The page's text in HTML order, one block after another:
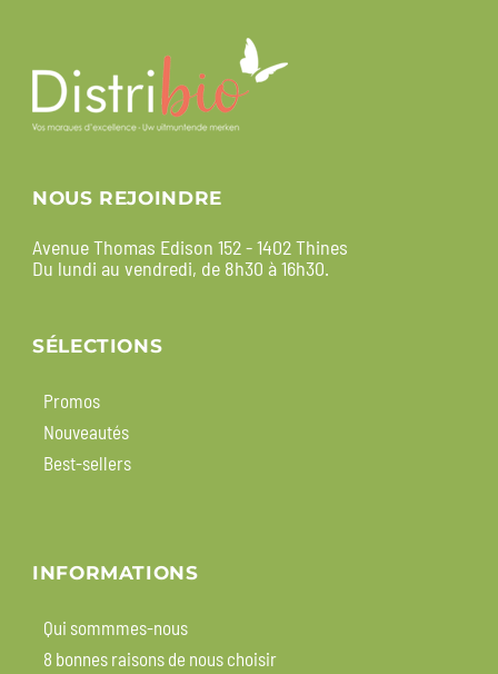
NOUS REJOINDRE
Avenue Thomas Edison 152 - 1402 Thines
Du lundi au vendredi, de 8h30 à 16h30.
SÉLECTIONS
Promos
Nouveautés
Best-sellers
INFORMATIONS
Qui sommmes-nous
8 bonnes raisons de nous choisir